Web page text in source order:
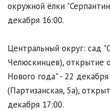
окружной ёлки
декабря 16:00.
Центральный округ: сад
Челюскинцев), открытие
Нового года" - 22
(Партизанская, 5а),
декабря 17:00.